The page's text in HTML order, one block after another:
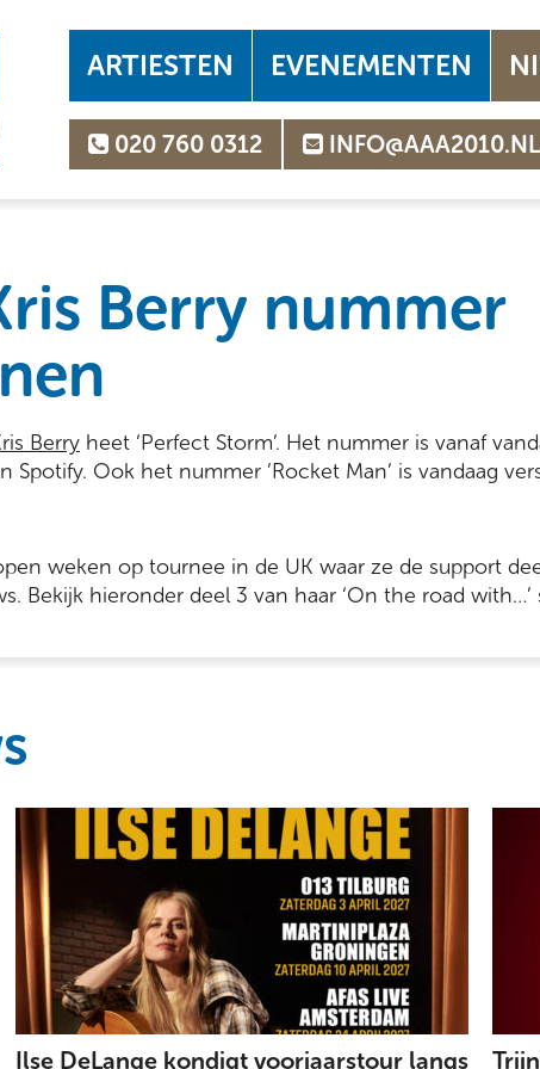
ARTIESTEN EVENEMENTEN
020 760 0312 INFO@AAA2010.NL
Berry nummer
Berry heet ‘Perfect Storm’. Het nummer is vanaf
Spotify. Ook het nummer ’Rocket Man’ is vandaag
weken op tournee in de UK waar ze de support
Bekijk hieronder deel 3 van haar ‘On the road with…’
Ilse DeLange kondigt voorjaarstour langs